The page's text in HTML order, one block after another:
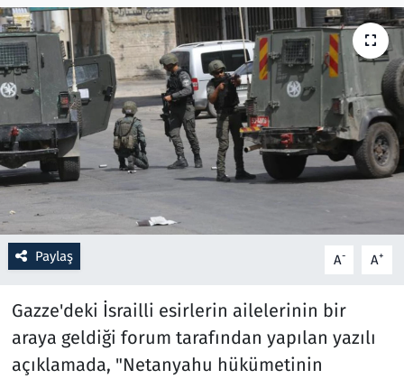
Paylaş A- A+
Gazze'deki İsrailli esirlerin ailelerinin bir
araya geldiği forum tarafından yapılan yazılı
açıklamada, "Netanyahu hükümetinin
Ramazan
Resmi İlanlar
Rüya Tabirleri
Sağlık
Savunma Sanayi
Seçim 2023
Spor
Teknoloji ve Bilim